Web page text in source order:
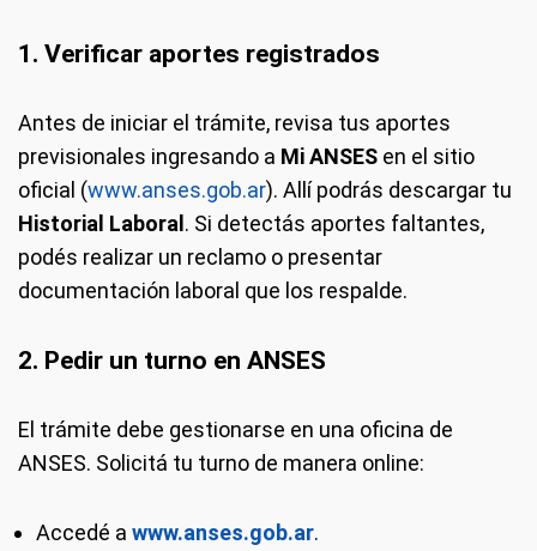
1. Verificar aportes registrados
Antes de iniciar el trámite, revisa tus aportes
previsionales ingresando a Mi ANSES en el sitio
oficial (www.anses.gob.ar). Allí podrás descargar tu
Historial Laboral . Si detectás aportes faltantes,
podés realizar un reclamo o presentar
documentación laboral que los respalde.
2. Pedir un turno en ANSES
El trámite debe gestionarse en una oficina de
ANSES. Solicitá tu turno de manera online:
Accedé a www.anses.gob.ar.